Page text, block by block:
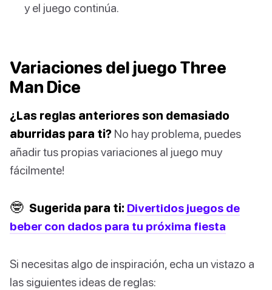
y el juego continúa.
Variaciones del juego Three
Man Dice
¿Las reglas anteriores son demasiado
aburridas para ti? No hay problema, puedes
añadir tus propias variaciones al juego muy
fácilmente!
🤓 Sugerida para ti: Divertidos juegos de
beber con dados para tu próxima fiesta
Si necesitas algo de inspiración, echa un vistazo a
las siguientes ideas de reglas: